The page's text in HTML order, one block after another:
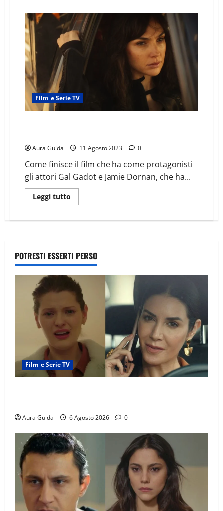
Film e Serie TV
Aura Guida 11 Agosto 2023 0
Come finisce il film che ha come protagonisti
gli attori Gal Gadot e Jamie Dornan, che ha...
Leggi tutto
POTRESTI ESSERTI PERSO
Film e Serie TV
Aura Guida 6 Agosto 2026 0